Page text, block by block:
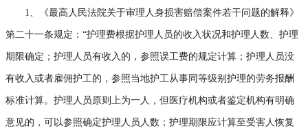
1、《最高人民法院关于审理人身损害赔偿案件若干问题的解释》
第二十一条规定：“护理费根据护理人员的收入状况和护理人数、护理
期限确定；护理人员有收入的，参照误工费的规定计算；护理人员没
有收入或者雇佣护工的，参照当地护工从事同等级别护理的劳务报酬
标准计算。护理人员原则上为一人，但医疗机构或者鉴定机构有明确
意见的，可以参照确定护理人员人数；护理期限应计算至受害人恢复